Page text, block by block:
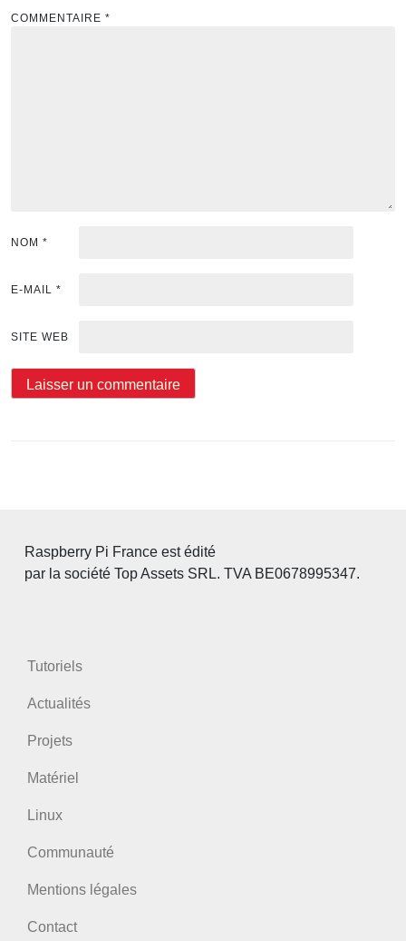
COMMENTAIRE *
NOM *
E-MAIL *
SITE WEB
Raspberry Pi France est édité
par la société Top Assets SRL. TVA BE0678995347.
Tutoriels
Actualités
Projets
Matériel
Linux
Communauté
Mentions légales
Contact